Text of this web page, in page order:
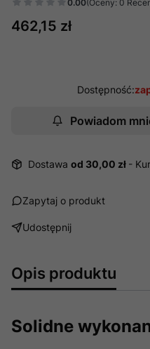
0.00(Oceny: 0
Cena
462,15 zł
Dostępność:
Powiadom
Dostawa od 30,00 zł -
Zapytaj o produkt
Udostępnij
Opis produktu
Solidne